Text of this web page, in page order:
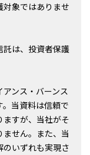
象ではありませ
は、投資者保護
ンス・バーンス
当資料は信頼で
ますが、当社がそ
せん。また、当
いずれも実現さ